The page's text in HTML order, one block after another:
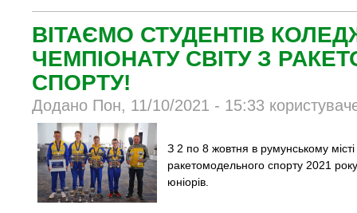
ВІТАЄМО СТУДЕНТІВ
ЧЕМПІОНАТУ СВІТУ З
СПОРТУ!
Додано Пон, 11/10/2021 - 15:33
З 2 по 8 жовтня в румунському
ракетомодельного спорту 2021
юніорів.